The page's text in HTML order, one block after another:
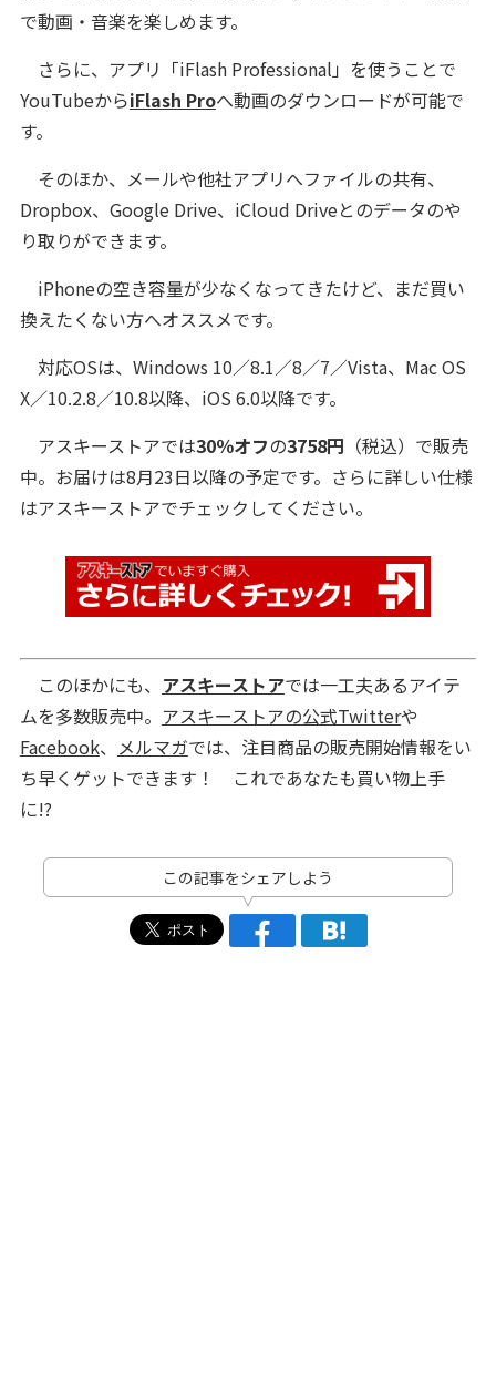
で動画・音楽を楽しめます。
さらに、アプリ「iFlash Professional」を使うことで
YouTubeからiFlash Proへ動画のダウンロードが可能で
す。
そのほか、メールや他社アプリへファイルの共有、
Dropbox、Google Drive、iCloud Driveとのデータのや
り取りができます。
iPhoneの空き容量が少なくなってきたけど、まだ買い
換えたくない方へオススメです。
対応OSは、Windows 10／8.1／8／7／Vista、Mac OS
X／10.2.8／10.8以降、iOS 6.0以降です。
アスキーストアでは30％オフの3758円 （税込）で販売
中。お届けは8月23日以降の予定です。さらに詳しい仕様
はアスキーストアでチェックしてください。
このほかにも、 アスキーストアでは一工夫あるアイテ
ムを多数販売中。 アスキーストアの公式Twitterや
Facebook、 メルマガでは、注目商品の販売開始情報をい
ち早くゲットできます！ これであなたも買い物上手
に!?
この記事をシェアしよう